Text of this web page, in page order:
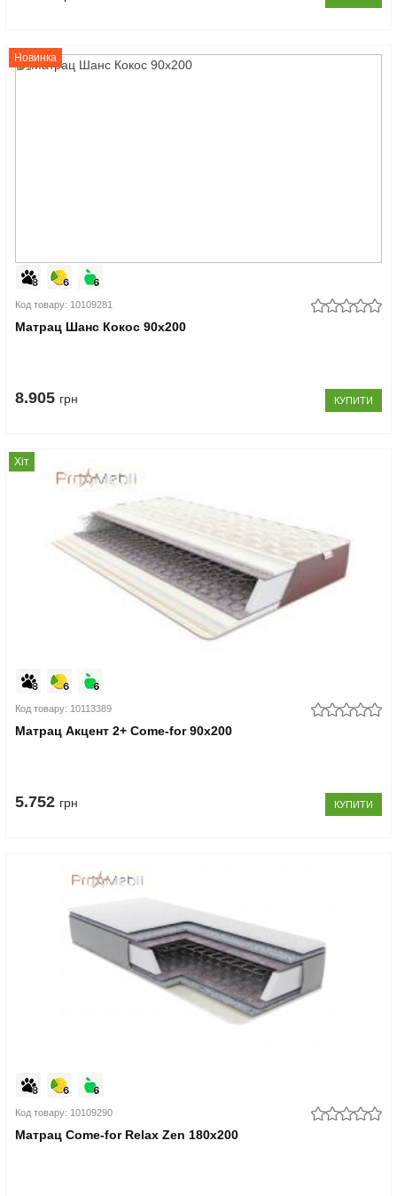
Новинка
Код товару: 10109281
Матрац Шанс Кокос 90x200
8.905 грн КУПИТИ
Хіт
Код товару: 10113389
Матрац Акцент 2+ Come-for 90x200
5.752 грн КУПИТИ
Код товару: 10109290
Матрац Come-for Relax Zen 180x200